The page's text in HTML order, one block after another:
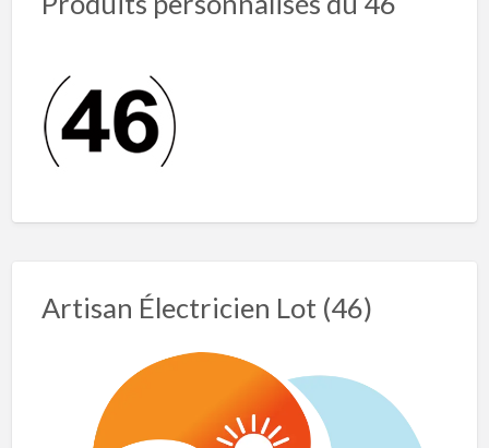
Artisan Électricien Lot (46)